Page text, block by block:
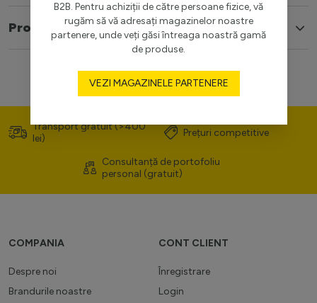
Produse similare
B2B. Pentru achiziții de către persoane fizice, vă
rugăm să vă adresați magazinelor noastre
partenere, unde veți găsi întreaga noastră gamă
de produse.
VEZI MAGAZINELE PARTENERE
Transport gratuit (>400
lei)
Prețuri competitive
Consultanță de portofoliu
personal (gratuit)
COMPANIA
Despre noi
Brandurile noastre
CONT CLIENT
Înregistrare
Login